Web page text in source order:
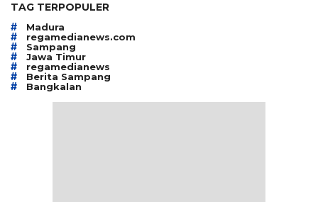
TAG TERPOPULER
# Madura
# regamedianews.com
# Sampang
# Jawa Timur
# regamedianews
# Berita Sampang
# Bangkalan